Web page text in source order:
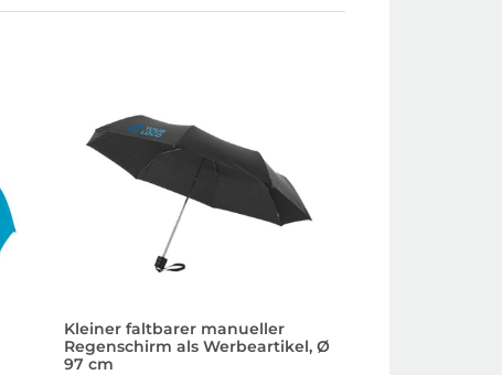
Kleiner faltbarer manueller
Regenschirm als Werbeartikel, Ø
97 cm